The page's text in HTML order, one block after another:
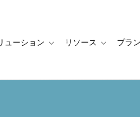
navigation for カスタマーストーリー
ューション Toggle sub-navigation for ソリ
リソース Toggle sub-
プラ